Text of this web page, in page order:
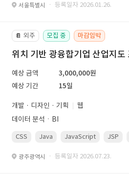
서울특별시 · 등록일자 2026.01.26.
📔 외주 모집 중 마감임박
위치 기반 광융합기업 산업지도
예상 금액
3,000,000원
예상 기간
15일
개발 · 디자인 · 기획
웹
데이터 분석ㆍBI
CSS Java JavaScript JSP
광주광역시 · 등록일자 2026.07.23.